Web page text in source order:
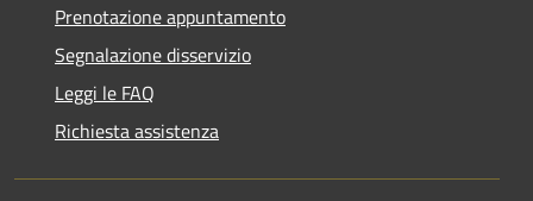
Prenotazione appuntamento
Segnalazione disservizio
Leggi le FAQ
Richiesta assistenza